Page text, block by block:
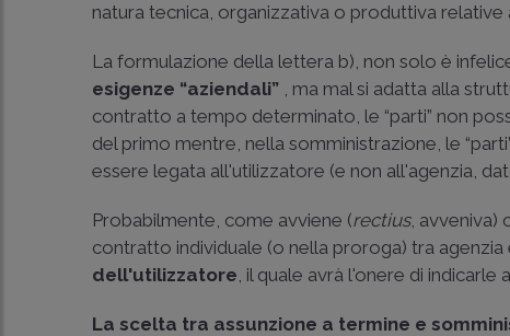
natura tecnica, organizzativa o produttiva relative
La formulazione della lettera b), non solo è
esigenze “aziendali” , ma mal si adatta alla
contratto a tempo determinato, le “parti” non
del primo mentre, nella somministrazione, le
essere legata all'utilizzatore (e non all'agenzia,
Probabilmente, come avviene (rectius, avveniva)
contratto individuale (o nella proroga) tra
dell'utilizzatore, il quale avrà l'onere di indicarle
La scelta tra assunzione a termine e